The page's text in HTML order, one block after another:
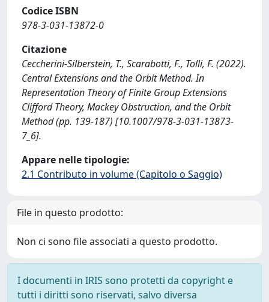
Codice ISBN
978-3-031-13872-0
Citazione
Ceccherini-Silberstein, T., Scarabotti, F., Tolli, F. (2022).
Central Extensions and the Orbit Method. In
Representation Theory of Finite Group Extensions
Clifford Theory, Mackey Obstruction, and the Orbit
Method (pp. 139-187) [10.1007/978-3-031-13873-
7_6].
Appare nelle tipologie:
2.1 Contributo in volume (Capitolo o Saggio)
File in questo prodotto:
Non ci sono file associati a questo prodotto.
I documenti in IRIS sono protetti da copyright e
tutti i diritti sono riservati, salvo diversa